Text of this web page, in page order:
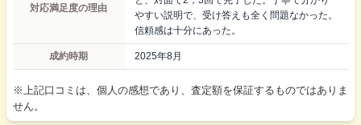
対応満足度の理由
やすい説明で、受け答えも全く問題なかった。
信頼感は十分にあった。
成約時期 2025年8月
※上記口コミは、個人の感想であり、査定額を保証するものではありま
せん。